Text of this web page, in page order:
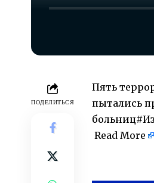
ПОДЕЛИТЬСЯ
Пять
пытались
Read More